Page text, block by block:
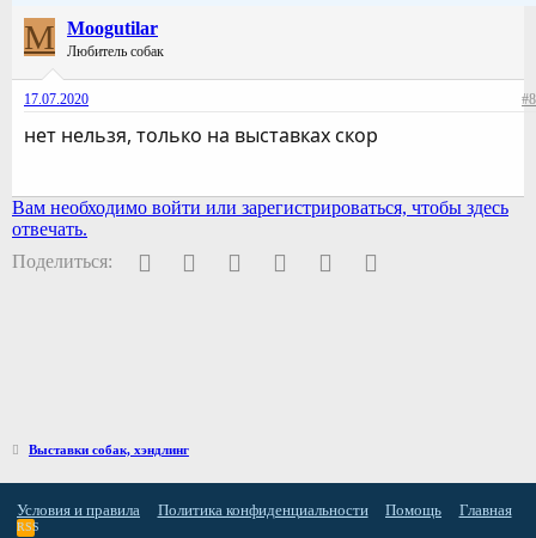
M Moogutilar
Любитель собак
17.07.2020 #8
нет нельзя, только на выставках скор
Вам необходимо войти или зарегистрироваться, чтобы здесь
отвечать.
Поделиться:
FacebookTwitter PinterestWhatsAppЭлектронная почта
Выставки собак, хэндлинг
Условия и правила Политика конфиденциальности Помощь Главная
RSS